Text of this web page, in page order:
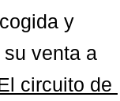
y
venta a
circuito de